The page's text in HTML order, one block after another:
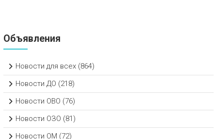
Объявления
Новости для всех(864)
Новости ДО (218)
Новости ОВО (76)
Новости ОЗО (81)
Новости ОМ (72)